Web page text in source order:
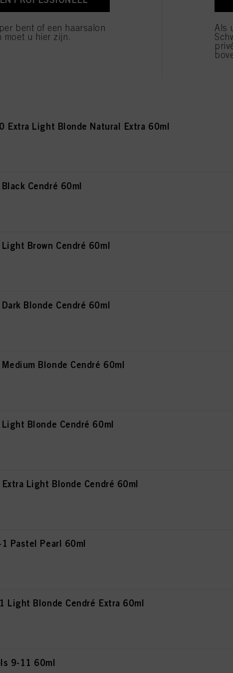
Extra Light Blonde Natural Extra 60ml
Black Cendré 60ml
Light Brown Cendré 60ml
Dark Blonde Cendré 60ml
Medium Blonde Cendré 60ml
Light Blonde Cendré 60ml
Extra Light Blonde Cendré 60ml
1 Pastel Pearl 60ml
Light Blonde Cendré Extra 60ml
9-11 60ml
bent of een haarsalon
moet u hier zijn.
Als
cookies gebruikt die technisch noodzakelijk zijn om u deze website aan te kunnen bieden..